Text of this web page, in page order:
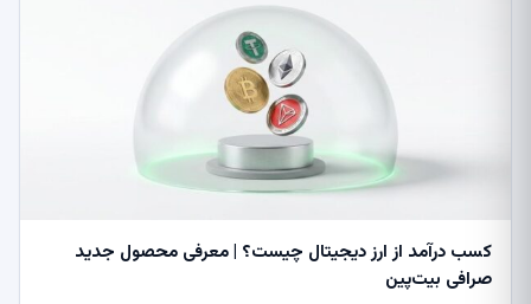
کسب درآمد از ارز دیجیتال چیست؟ | معرفی محصول جدید
صرافی بیت‌پین